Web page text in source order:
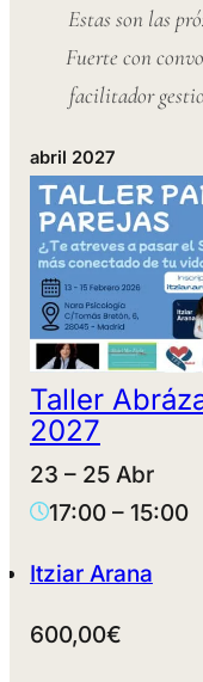
Estas son las
Fuerte con
facilitador
abril 2027
Taller
2027
23 – 25 Abr
17:00– 15:00
Itziar Arana
600,00€